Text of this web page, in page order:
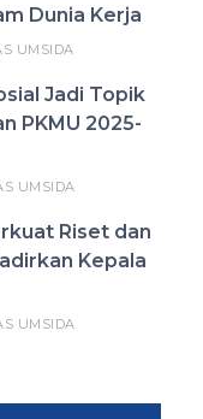
Dunia Kerja
UMSIDA
Jadi Topik
PKMU 2025-
UMSIDA
Riset dan
Kepala
UMSIDA